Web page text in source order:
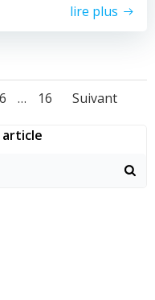
lire plus
Page
6 … Page
16 Suivant
article